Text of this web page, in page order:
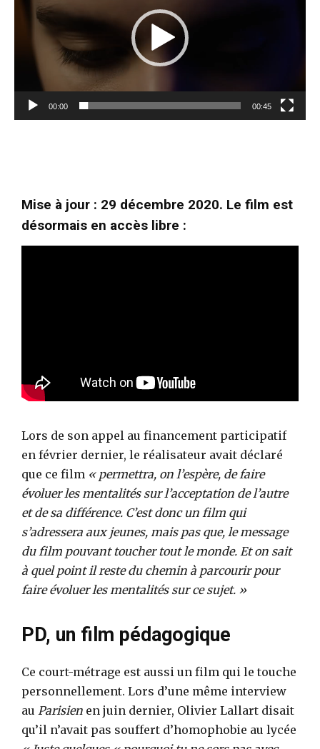
i
00:00 00:45
Mise à jour : 29 décembre 2020. Le film est
désormais en accès libre :
Lors de son appel au financement participatif
en février dernier, le réalisateur avait déclaré
que ce film « permettra, on l’espère, de faire
évoluer les mentalités sur l’acceptation de l’autre
et de sa différence. C’est donc un film qui
s’adressera aux jeunes, mais pas que, le message
du film pouvant toucher tout le monde. Et on sait
à quel point il reste du chemin à parcourir pour
faire évoluer les mentalités sur ce sujet. »
PD, un film pédagogique
Ce court-métrage est aussi un film qui le touche
personnellement. Lors d’une même interview
au Parisien en juin dernier, Olivier Lallart disait
qu’il n’avait pas souffert d’homophobie au lycée